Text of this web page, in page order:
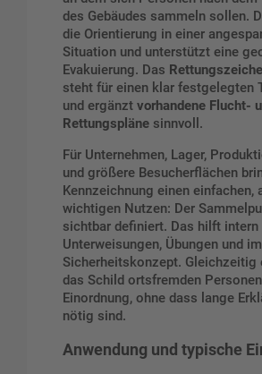
des Gebäudes sammeln sollen.
die Orientierung in einer
Situation und unterstützt eine
Evakuierung. Das
steht für einen klar festgelegten
und ergänzt vorhandene Flucht-
Rettungspläne sinnvoll.
Für Unternehmen, Lager,
und größere Besucherflächen
Kennzeichnung einen einfachen,
wichtigen Nutzen: Der
sichtbar definiert. Das hilft intern
Unterweisungen, Übungen und
Sicherheitskonzept. Gleichzeitig
das Schild ortsfremden
Einordnung, ohne dass lange
nötig sind.
Anwendung und typische